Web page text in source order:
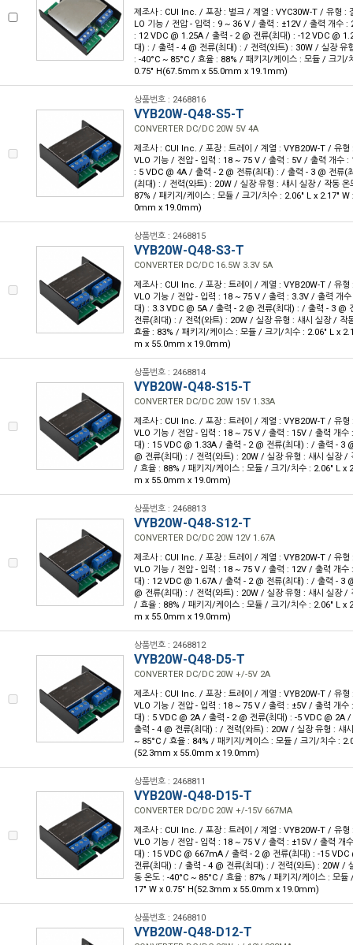
제조사 : CUI Inc. / 포장 : 벌크 / 계열 : VYC30W-T / 유형 :
LO 기능 / 전압 - 입력 : 9 ~ 36 V / 출력 : ±12V / 출력 개수 :
: 12 VDC @ 1.25A / 출력 - 2 @ 전류(최대) : -12 VDC @
대) : / 출력 - 4 @ 전류(최대) : / 전력(와트) : 30W / 실장 유
: -40°C ~ 85°C / 효율 : 88% / 패키지/케이스 : 모듈 / 크기/
0.75" H(67.5mm x 55.0mm x 19.1mm)
상품번호 : 2468816
VYB20W-Q48-S5-T
CONVERTER DC/DC 20W 5V 4A
제조사 : CUI Inc. / 포장 : 트레이 / 계열 : VYB20W-T / 유형
VLO 기능 / 전압 - 입력 : 18 ~ 75 V / 출력 : 5V / 출력 개수 :
: 5 VDC @ 4A / 출력 - 2 @ 전류(최대) : / 출력 - 3 @ 전류(
(최대) : / 전력(와트) : 20W / 실장 유형 : 섀시 실장 / 작동
87% / 패키지/케이스 : 모듈 / 크기/치수 : 2.06" L x 2.17"
0mm x 19.0mm)
상품번호 : 2468815
VYB20W-Q48-S3-T
CONVERTER DC/DC 16.5W 3.3V 5A
제조사 : CUI Inc. / 포장 : 트레이 / 계열 : VYB20W-T / 유형
VLO 기능 / 전압 - 입력 : 18 ~ 75 V / 출력 : 3.3V / 출력 개
대) : 3.3 VDC @ 5A / 출력 - 2 @ 전류(최대) : / 출력 - 3 @
전류(최대) : / 전력(와트) : 20W / 실장 유형 : 섀시 실장 / 작
효율 : 83% / 패키지/케이스 : 모듈 / 크기/치수 : 2.06" L x
m x 55.0mm x 19.0mm)
상품번호 : 2468814
VYB20W-Q48-S15-T
CONVERTER DC/DC 20W 15V 1.33A
제조사 : CUI Inc. / 포장 : 트레이 / 계열 : VYB20W-T / 유형
VLO 기능 / 전압 - 입력 : 18 ~ 75 V / 출력 : 15V / 출력 개수
대) : 15 VDC @ 1.33A / 출력 - 2 @ 전류(최대) : / 출력 - 3
@ 전류(최대) : / 전력(와트) : 20W / 실장 유형 : 섀시 실장 /
/ 효율 : 88% / 패키지/케이스 : 모듈 / 크기/치수 : 2.06" L x
m x 55.0mm x 19.0mm)
상품번호 : 2468813
VYB20W-Q48-S12-T
CONVERTER DC/DC 20W 12V 1.67A
제조사 : CUI Inc. / 포장 : 트레이 / 계열 : VYB20W-T / 유형
VLO 기능 / 전압 - 입력 : 18 ~ 75 V / 출력 : 12V / 출력 개수
대) : 12 VDC @ 1.67A / 출력 - 2 @ 전류(최대) : / 출력 - 3
@ 전류(최대) : / 전력(와트) : 20W / 실장 유형 : 섀시 실장 /
/ 효율 : 88% / 패키지/케이스 : 모듈 / 크기/치수 : 2.06" L x
m x 55.0mm x 19.0mm)
상품번호 : 2468812
VYB20W-Q48-D5-T
CONVERTER DC/DC 20W +/-5V 2A
제조사 : CUI Inc. / 포장 : 트레이 / 계열 : VYB20W-T / 유형
VLO 기능 / 전압 - 입력 : 18 ~ 75 V / 출력 : ±5V / 출력 개수
대) : 5 VDC @ 2A / 출력 - 2 @ 전류(최대) : -5 VDC @ 2A
출력 - 4 @ 전류(최대) : / 전력(와트) : 20W / 실장 유형 : 섀
~ 85°C / 효율 : 84% / 패키지/케이스 : 모듈 / 크기/치수 :
(52.3mm x 55.0mm x 19.0mm)
상품번호 : 2468811
VYB20W-Q48-D15-T
CONVERTER DC/DC 20W +/-15V 667MA
제조사 : CUI Inc. / 포장 : 트레이 / 계열 : VYB20W-T / 유형
VLO 기능 / 전압 - 입력 : 18 ~ 75 V / 출력 : ±15V / 출력 개
대) : 15 VDC @ 667mA / 출력 - 2 @ 전류(최대) : -15
전류(최대) : / 출력 - 4 @ 전류(최대) : / 전력(와트) : 20W /
동 온도 : -40°C ~ 85°C / 효율 : 87% / 패키지/케이스 : 모
17" W x 0.75" H(52.3mm x 55.0mm x 19.0mm)
상품번호 : 2468810
VYB20W-Q48-D12-T